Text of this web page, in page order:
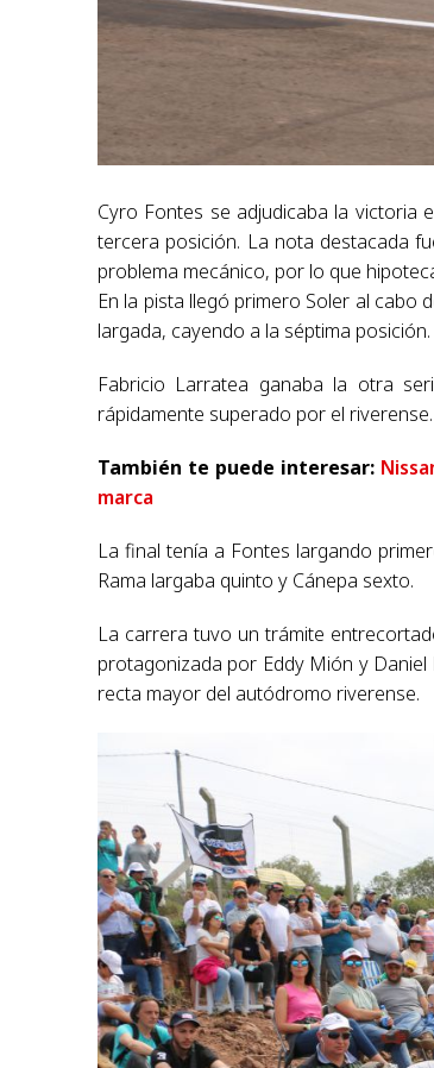
Cyro Fontes se adjudicaba la victoria
tercera posición. La nota destacada
problema mecánico, por lo que
En la pista llegó primero Soler al cabo
largada, cayendo a la séptima posición.
Fabricio Larratea ganaba la otra
rápidamente superado por el
También te puede interesar:
marca
La final tenía a Fontes largando
Rama largaba quinto y Cánepa sexto.
La carrera tuvo un trámite
protagonizada por Eddy Mión y
recta mayor del autódromo riverense.